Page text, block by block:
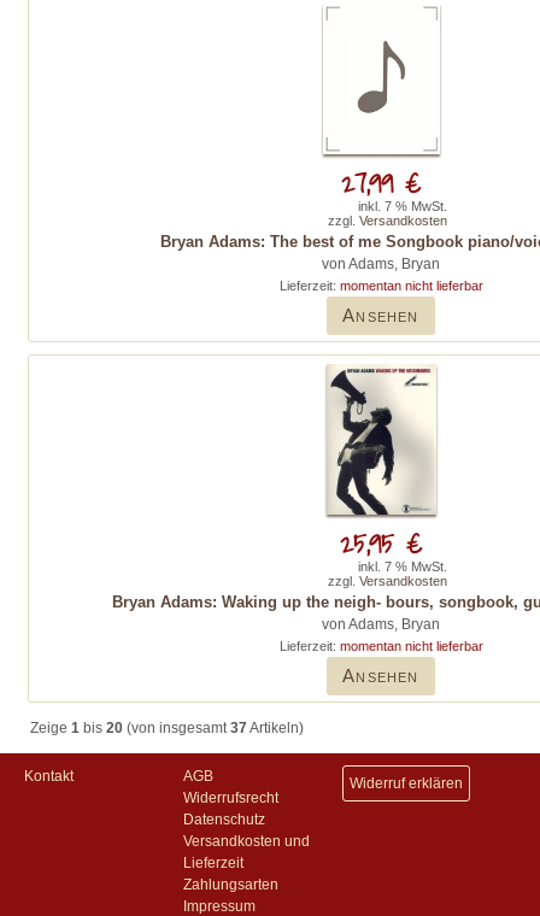
Bryan Adams: The best of me Songbook piano/
von Adams, Bryan
Lieferzeit: momentan nicht lieferbar
Ansehen
27,99 €
inkl. 7 % MwSt.
zzgl. Versandkosten
Bryan Adams: Waking up the neigh- bours, songbook,
von Adams, Bryan
Lieferzeit: momentan nicht lieferbar
Ansehen
25,95 €
inkl. 7 % MwSt.
zzgl. Versandkosten
Zeige 1 bis 20 (von insgesamt37Artikeln)
Kontakt
AGB
Widerrufsrecht
Datenschutz
Versandkosten und
Lieferzeit
Zahlungsarten
Impressum
Widerruf erklären